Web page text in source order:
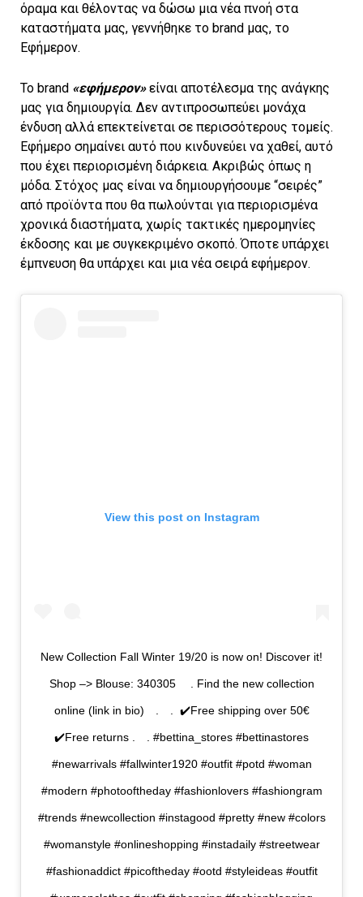
όραμα και θέλοντας να δώσω μια νέα πνοή στα
καταστήματα μας, γεννήθηκε το brand μας, το
Εφήμερον.
Το brand «εφήμερον»είναι αποτέλεσμα της ανάγκης
μας για δημιουργία. Δεν αντιπροσωπεύει μονάχα
ένδυση αλλά επεκτείνεται σε περισσότερους τομείς.
Εφήμερο σημαίνει αυτό που κινδυνεύει να χαθεί, αυτό
που έχει περιορισμένη διάρκεια. Ακριβώς όπως η
μόδα. Στόχος μας είναι να δημιουργήσουμε “σειρές”
από προϊόντα που θα πωλούνται για περιορισμένα
χρονικά διαστήματα, χωρίς τακτικές ημερομηνίες
έκδοσης και με συγκεκριμένο σκοπό. Όποτε υπάρχει
έμπνευση θα υπάρχει και μια νέα σειρά εφήμερον.
View this post on Instagram
New Collection Fall Winter 19/20 is now on! Discover it!⁠
⁠Shop –> Blouse: 340305 ⠀⁠ .⁠⁠ Find the new collection
online (link in bio)⠀⁠ .⁠⠀⁠ .⁠ ⁣⁠ ✔️Free shipping over 50€⁠
✔️Free returns⁠ .⠀⁠ ⁠.⁠ ⁣⁣#bettina_stores #bettinastores
#newarrivals #fallwinter1920 #outfit #potd #woman
#modern #photooftheday #fashionlovers #fashiongram
#trends #newcollection #instagood #pretty #new #colors
#womanstyle #onlineshopping #instadaily #streetwear
#fashionaddict #picoftheday #ootd #styleideas #outfit